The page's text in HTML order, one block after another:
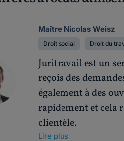
Maître Nicolas Weisz
Droit social Droit du
Juritravail est un
reçois des
également à des
rapidement et cela
clientèle.
Lire plus